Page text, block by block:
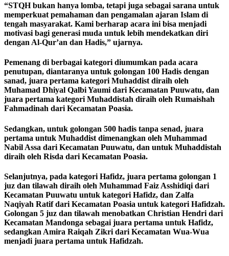
“STQH bukan hanya lomba, tetapi juga sebagai sarana untuk
memperkuat pemahaman dan pengamalan ajaran Islam di
tengah masyarakat. Kami berharap acara ini bisa menjadi
motivasi bagi generasi muda untuk lebih mendekatkan diri
dengan Al-Qur’an dan Hadis,” ujarnya.
Pemenang di berbagai kategori diumumkan pada acara
penutupan, diantaranya untuk golongan 100 Hadis dengan
sanad, juara pertama kategori Muhaddist diraih oleh
Muhamad Dhiyal Qalbi Yaumi dari Kecamatan Puuwatu, dan
juara pertama kategori Muhaddistah diraih oleh Rumaishah
Fahmadinah dari Kecamatan Poasia.
Sedangkan, untuk golongan 500 hadis tanpa senad, juara
pertama untuk Muhaddist dimenangkan oleh Muhammad
Nabil Assa dari Kecamatan Puuwatu, dan untuk Muhaddistah
diraih oleh Risda dari Kecamatan Poasia.
Selanjutnya, pada kategori Hafidz, juara pertama golongan 1
juz dan tilawah diraih oleh Muhammad Faiz Asshidiqi dari
Kecamatan Puuwatu untuk kategori Hafidz, dan Zalfa
Naqiyah Ratif dari Kecamatan Poasia untuk kategori Hafidzah.
Golongan 5 juz dan tilawah menobatkan Christian Hendri dari
Kecamatan Mandonga sebagai juara pertama untuk Hafidz,
sedangkan Amira Raiqah Zikri dari Kecamatan Wua-Wua
menjadi juara pertama untuk Hafidzah.